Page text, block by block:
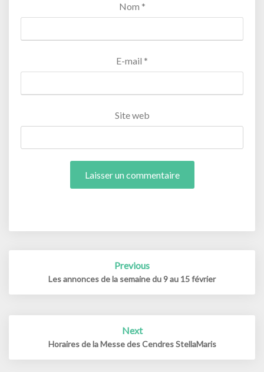
Nom *
E-mail *
Site web
Previous
Les annonces de la semaine du 9 au 15 février
Next
Horaires de la Messe des Cendres StellaMaris